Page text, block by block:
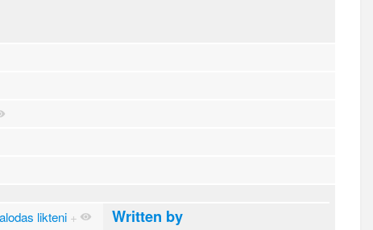
likteni + Written by